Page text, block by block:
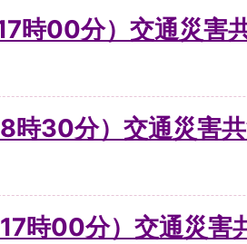
17時00分）交通災害
8時30分）交通災害
17時00分）交通災